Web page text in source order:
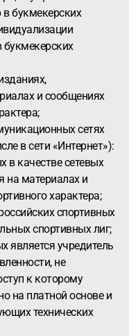
букмекерских
букмекерских
и сообщениях
сетях
в сети «Интернет»):
в качестве сетевых
на материалах и
характера;
спортивных
спортивных лиг;
является учредитель
не
к которому
на платной основе и
технических